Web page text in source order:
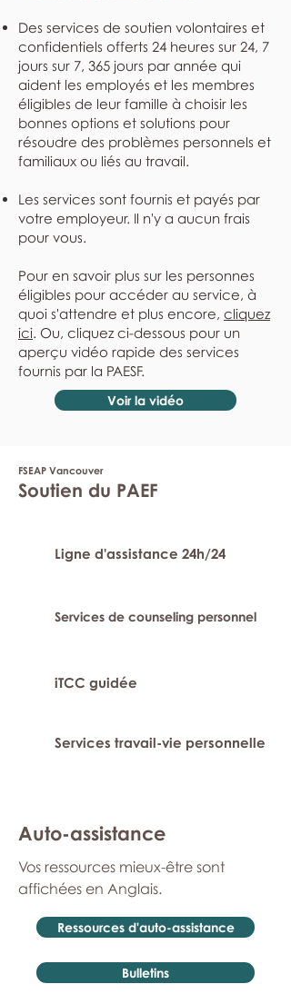
Des services de soutien volontaires et
confidentiels offerts 24 heures sur 24, 7
jours sur 7, 365 jours par année qui
aident les employés et les membres
éligibles de leur famille à choisir les
bonnes options et solutions pour
résoudre des problèmes personnels et
familiaux ou liés au travail.
Les services sont fournis et payés par
votre employeur. Il n'y a aucun frais
pour vous.
Pour en savoir plus sur les personnes
éligibles pour accéder au service, à
quoi s'attendre et plus encore, cliquez
ici. Ou, cliquez ci-dessous pour un
aperçu vidéo rapide des services
fournis par la PAESF.
Voir la vidéo
FSEAP Vancouver
Soutien du PAEF
Ligne d'assistance 24h/24
Services de counseling personnel
iTCC guidée
Services travail-vie personnelle
Auto-assistance
Vos ressources mieux-être sont
affichées en Anglais.
Ressources d'auto-assistance
Bulletins